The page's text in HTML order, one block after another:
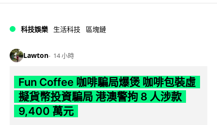
科技娛樂 生活科技 區塊鏈
Lawton 14 小時
Fun Coffee 咖啡騙局爆煲 咖啡包裝虛
擬貨幣投資騙局 港澳警拘 8 人涉款
9,400 萬元